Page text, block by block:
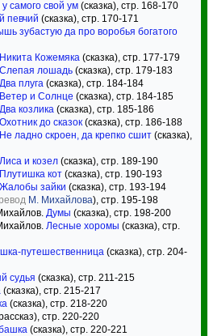
самого свой ум (сказка), стр. 168-170
певчий (сказка), стр. 170-171
зубастую да про воробья богатого
Никита Кожемяка (сказка), стр. 177-179
Слепая лошадь (сказка), стр. 179-183
Два плуга (сказка), стр. 184-184
Ветер и Солнце (сказка), стр. 184-185
Два козлика (сказка), стр. 185-186
Охотник до сказок (сказка), стр. 186-188
Не ладно скроен, да крепко сшит (сказка),
Лиса и козел (сказка), стр. 189-190
Плутишка кот (сказка), стр. 190-193
Жалобы зайки (сказка), стр. 193-194
М. Михайлова), стр. 195-198
Думы (сказка), стр. 198-200
Лесные хоромы (сказка), стр.
путешественница (сказка), стр. 204-
судья (сказка), стр. 211-215
(сказка), стр. 215-217
(сказка), стр. 218-220
стр. 220-220
(сказка), стр. 220-221